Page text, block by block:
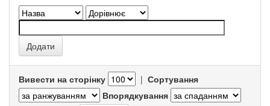
Вивести на сторінку | Сортування
Впорядкування